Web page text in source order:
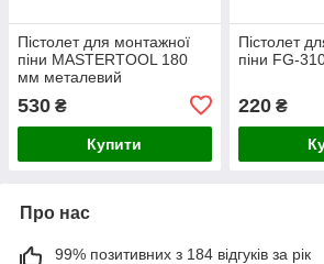
Пістолет для монтажної
піни MASTERTOOL 180
мм металевий
балоноприймач 81-8672
530 ₴
Купити
Пістолет
піни FG-
220₴
Про нас
99% позитивних з 184 відгуків за рік